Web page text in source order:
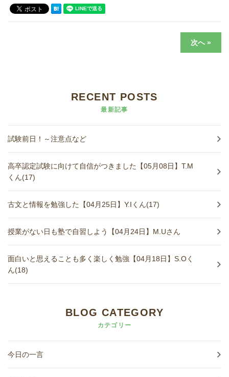
次へ »
RECENT POSTS
最新記事
試験前日！～注意点など
高卒認定試験に向けて自信がつきました【05月08日】T.M
くん(17)
古文と情報を勉強した【04月25日】Y.Iくん(17)
授業がない日も塾で自習しよう【04月24日】M.Uさん
面白いと思えることも多く楽しく勉強【04月18日】S.Oく
ん(18)
BLOG CATEGORY
カテゴリー
今日の一言